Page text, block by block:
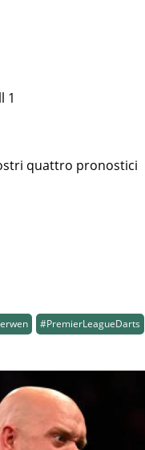
1
quattro pronostici
#PremierLeagueDarts